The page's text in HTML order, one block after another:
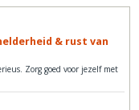
& rust van
Zorg goed voor jezelf met